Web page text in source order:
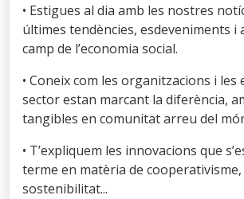
• Estigues al dia amb les nostres
últimes tendències, esdeveniments i
camp de l’economia social.
• Coneix com les organitzacions i les
sector estan marcant la diferència,
tangibles en comunitat arreu del
• T’expliquem les innovacions que
terme en matèria de
sostenibilitat...